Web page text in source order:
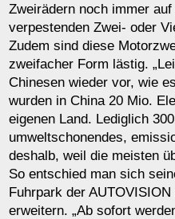
Zweirädern noch immer
verpestenden Zwei- oder
Zudem sind diese
zweifacher Form lästig.
Chinesen wieder vor, wie
wurden in China 20 Mio.
eigenen Land. Lediglich
umweltschonendes,
deshalb, weil die meisten
So entschied man sich
Fuhrpark der
erweitern. „Ab sofort